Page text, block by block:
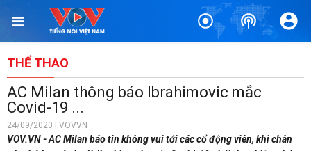
THỂ THAO
AC Milan thông báo Ibrahimovic mắc
Covid-19 ...
24/09/2020 | VOVVN
VOV.VN - AC Milan báo tin không vui tới các cổ động viên, khi chân